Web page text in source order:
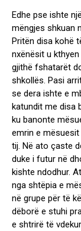
Edhe pse ishte
mëngjes shkuan
Pritën disa kohë
nxënësit u
gjithë fshatarët
shkollës. Pasi
se dera ishte e
katundit me disa
ku banonte
emrin e mësuesit
tij. Në ato çaste
duke i futur në
kishte ndodhur.
nga shtëpia e
në grupe për të
dëborë e stuhi
e shtrirë të